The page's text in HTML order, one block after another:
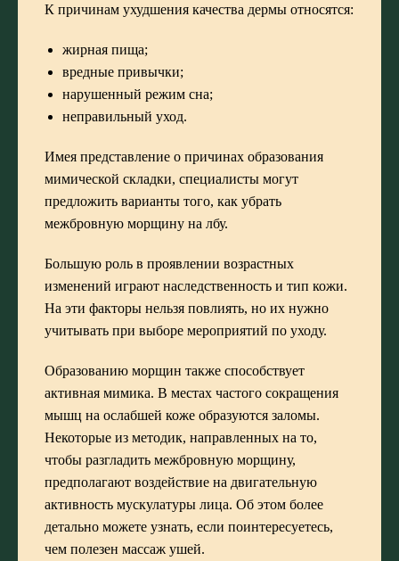
К причинам ухудшения качества дермы относятся:
жирная пища;
вредные привычки;
нарушенный режим сна;
неправильный уход.
Имея представление о причинах образования
мимической складки, специалисты могут
предложить варианты того, как убрать
межбровную морщину на лбу.
Большую роль в проявлении возрастных
изменений играют наследственность и тип кожи.
На эти факторы нельзя повлиять, но их нужно
учитывать при выборе мероприятий по уходу.
Образованию морщин также способствует
активная мимика. В местах частого сокращения
мышц на ослабшей коже образуются заломы.
Некоторые из методик, направленных на то,
чтобы разгладить межбровную морщину,
предполагают воздействие на двигательную
активность мускулатуры лица. Об этом более
детально можете узнать, если поинтересуетесь,
чем полезен массаж ушей.